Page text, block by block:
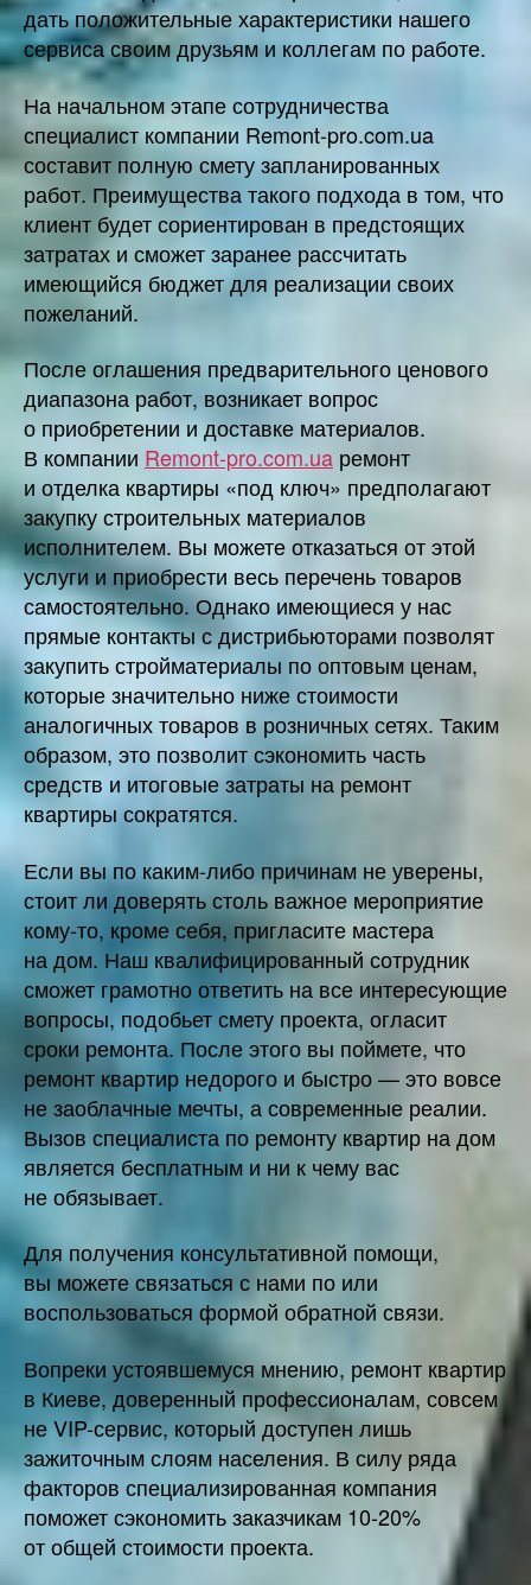
дать положительные характеристики нашего
сервиса своим друзьям и коллегам по работе.
На начальном этапе сотрудничества
специалист компании Remont-pro.com.ua
составит полную смету запланированных
работ. Преимущества такого подхода в том, что
клиент будет сориентирован в предстоящих
затратах и сможет заранее рассчитать
имеющийся бюджет для реализации своих
пожеланий.
После оглашения предварительного ценового
диапазона работ, возникает вопрос
о приобретении и доставке материалов.
В компании Remont-pro.com.ua ремонт
и отделка квартиры «под ключ» предполагают
закупку строительных материалов
исполнителем. Вы можете отказаться от этой
услуги и приобрести весь перечень товаров
самостоятельно. Однако имеющиеся у нас
прямые контакты с дистрибьюторами позволят
закупить стройматериалы по оптовым ценам,
которые значительно ниже стоимости
аналогичных товаров в розничных сетях. Таким
образом, это позволит сэкономить часть
средств и итоговые затраты на ремонт
квартиры сократятся.
Если вы по каким-либо причинам не уверены,
стоит ли доверять столь важное мероприятие
кому-то, кроме себя, пригласите мастера
на дом. Наш квалифицированный сотрудник
сможет грамотно ответить на все интересующие
вопросы, подобьет смету проекта, огласит
сроки ремонта. После этого вы поймете, что
ремонт квартир недорого и быстро — это вовсе
не заоблачные мечты, а современные реалии.
Вызов специалиста по ремонту квартир на дом
является бесплатным и ни к чему вас
не обязывает.
Для получения консультативной помощи,
вы можете связаться с нами по или
воспользоваться формой обратной связи.
Вопреки устоявшемуся мнению, ремонт квартир
в Киеве, доверенный профессионалам, совсем
не VIP-сервис, который доступен лишь
зажиточным слоям населения. В силу ряда
факторов специализированная компания
поможет сэкономить заказчикам 10-20%
от общей стоимости проекта.